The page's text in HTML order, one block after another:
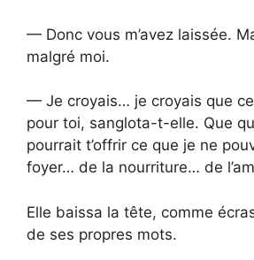
— Donc vous m’avez laissée.
malgré moi.
— Je croyais… je croyais que
pour toi, sanglota-t-elle. Que
pourrait t’offrir ce que je ne
foyer… de la nourriture… de
Elle baissa la tête, comme
de ses propres mots.